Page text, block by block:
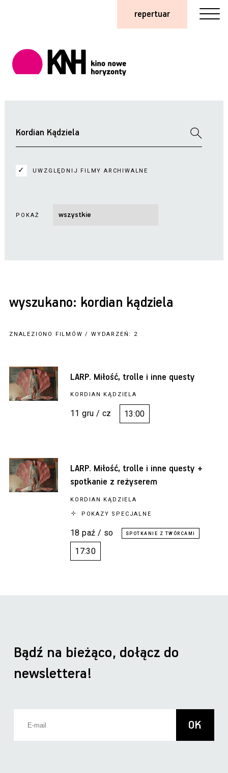
repertuar
UWZGLĘDNIJ FILMY ARCHIWALNE
POKAŻ
wyszukano: kordian kądziela
ZNALEZIONO FILMÓW / WYDARZEŃ: 2
LARP. Miłość, trolle i inne questy
KORDIAN KĄDZIELA
11 gru / cz 13:00
LARP. Miłość, trolle i inne questy +
spotkanie z reżyserem
KORDIAN KĄDZIELA
POKAZY SPECJALNE
18 paź / so
17:30
Bądź na bieżąco, dołącz do
newslettera!